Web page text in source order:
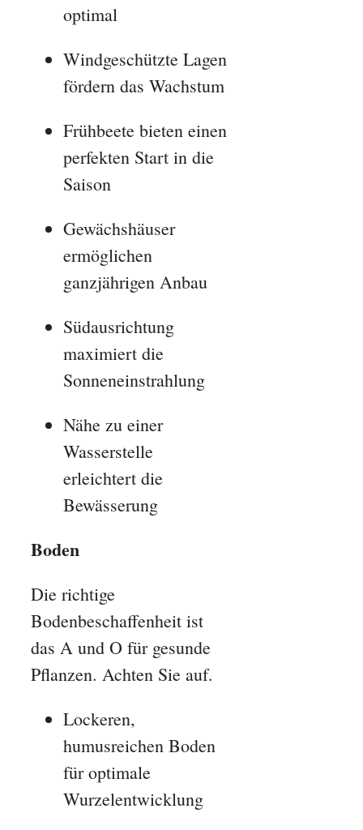
optimal
Windgeschützte Lagen
fördern das Wachstum
Frühbeete bieten einen
perfekten Start in die
Saison
Gewächshäuser
ermöglichen
ganzjährigen Anbau
Südausrichtung
maximiert die
Sonneneinstrahlung
Nähe zu einer
Wasserstelle
erleichtert die
Bewässerung
Boden
Die richtige
Bodenbeschaffenheit ist
das A und O für gesunde
Pflanzen. Achten Sie auf.
Lockeren,
humusreichen Boden
für optimale
Wurzelentwicklung